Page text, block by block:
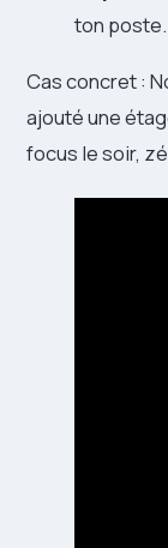
ton poste.
Cas concret :
ajouté une
focus le soir,